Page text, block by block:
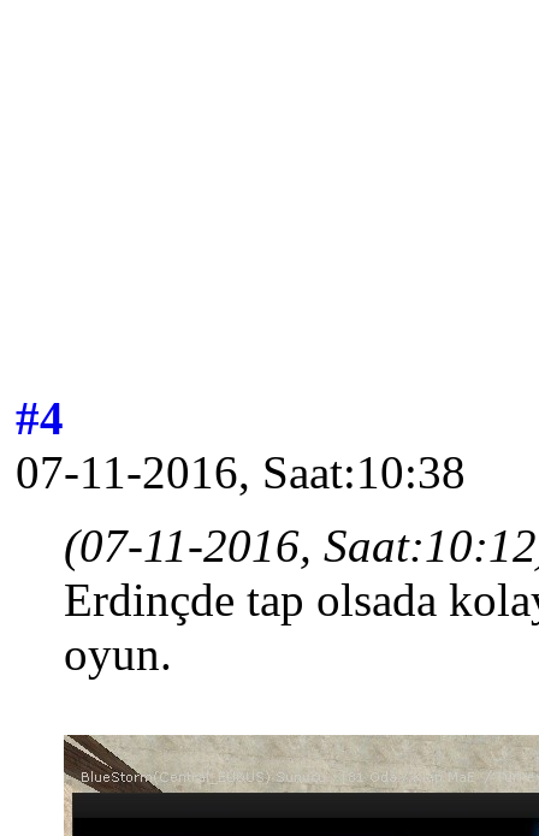
#4
07-11-2016, Saat:10:38
(07-11-2016,
Erdinçde tap olsada
oyun.